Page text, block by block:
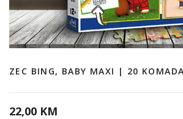
ZEC BING, BABY MAXI | 20 KOMADA
22,00 KM